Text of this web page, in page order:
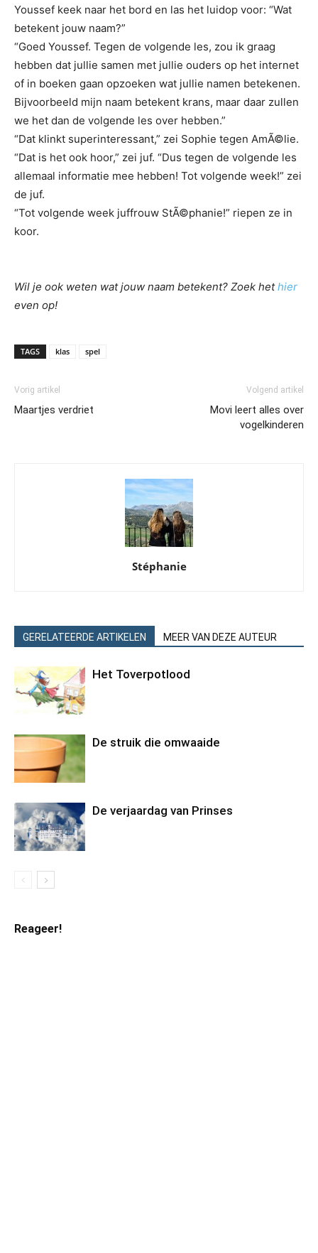
Youssef keek naar het bord en las het luidop voor: “Wat
betekent jouw naam?”
“Goed Youssef. Tegen de volgende les, zou ik graag
hebben dat jullie samen met jullie ouders op het internet
of in boeken gaan opzoeken wat jullie namen betekenen.
Bijvoorbeeld mijn naam betekent krans, maar daar zullen
we het dan de volgende les over hebben.”
“Dat klinkt superinteressant,” zei Sophie tegen AmÃ©lie.
“Dat is het ook hoor,” zei juf. “Dus tegen de volgende les
allemaal informatie mee hebben! Tot volgende week!” zei
de juf.
“Tot volgende week juffrouw StÃ©phanie!” riepen ze in
koor.
Wil je ook weten wat jouw naam betekent? Zoek hethier
even op!
TAGS klas spel
Vorig artikel
Maartjes verdriet
Volgend artikel
Movi leert alles over
vogelkinderen
Stéphanie
GERELATEERDE ARTIKELEN MEER VAN DEZE AUTEUR
Het Toverpotlood
De struik die omwaaide
De verjaardag van Prinses
Reageer!